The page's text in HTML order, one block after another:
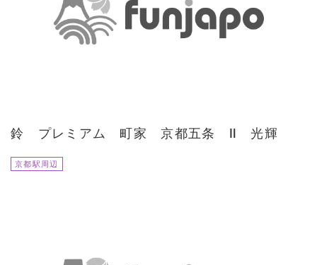
鈴 プレミアム 町家 京都五条 Ⅱ 光輝
京都駅周辺